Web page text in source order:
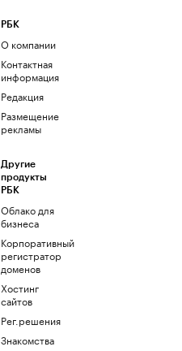
РБК
О компании
Контактная
информация
Редакция
Размещение
рекламы
Другие
продукты
РБК
Облако для
бизнеса
Корпоративный
регистратор
доменов
Хостинг
сайтов
Рег.решения
Знакомства